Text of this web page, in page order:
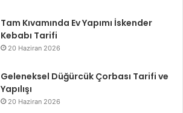
Tam Kıvamında Ev Yapımı İskender
Kebabı Tarifi
20 Haziran 2026
Geleneksel Düğürcük Çorbası Tarifi ve
Yapılışı
20 Haziran 2026